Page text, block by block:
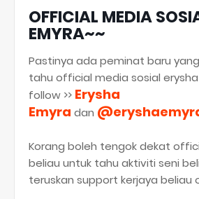
OFFICIAL MEDIA
EMYRA~~
Pastinya ada peminat baru
tahu official media sosial
follow >> Erysha
Emyra dan
Korang boleh tengok dekat
beliau untuk tahu aktiviti seni
teruskan support kerjaya beliau